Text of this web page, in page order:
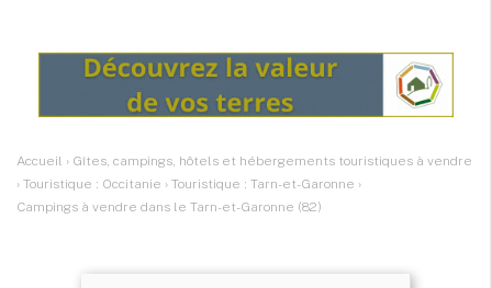
Accueil › Gîtes, campings, hôtels et hébergements touristiques à vendre
› Touristique : Occitanie › Touristique : Tarn-et-Garonne ›
Campings à vendre dans le Tarn-et-Garonne (82)